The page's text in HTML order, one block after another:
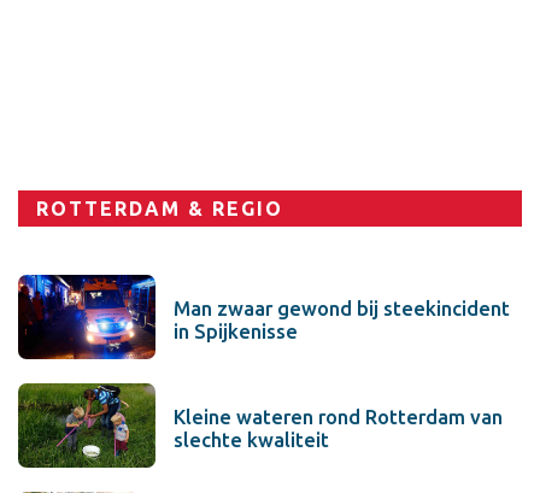
ROTTERDAM & REGIO
Man zwaar gewond bij steekincident
in Spijkenisse
Kleine wateren rond Rotterdam van
slechte kwaliteit